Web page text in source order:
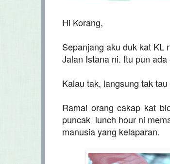
Hi Korang,
Sepanjang aku duk kat KL
Jalan Istana ni. Itu pun
Kalau tak, langsung tak
Ramai orang cakap kat
puncak lunch hour ni
manusia yang kelaparan.